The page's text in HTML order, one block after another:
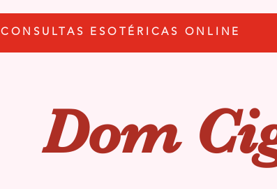
CONSULTAS ESOTÉRICAS ONLINE
Dom